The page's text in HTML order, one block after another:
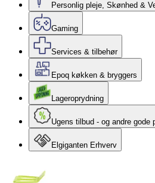
Personlig pleje, Skønhed &
Gaming
Services & tilbehør
Epoq køkken & bryggers
Lageroprydning
Ugens tilbud - og andre gode
Elgiganten Erhverv